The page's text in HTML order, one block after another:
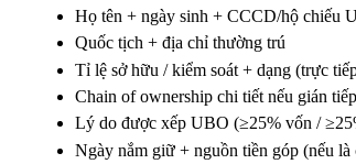
Họ tên + ngày sinh + CCCD/hộ chiếu
Quốc tịch + địa chỉ thường trú
Tỉ lệ sở hữu / kiểm soát + dạng (trực
Chain of ownership chi tiết nếu gián
Lý do được xếp UBO (≥25% vốn /
Ngày nắm giữ + nguồn tiền góp (nếu